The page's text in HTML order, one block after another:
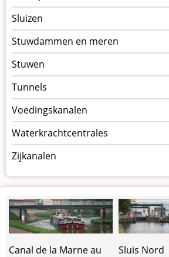
Sluizen
Stuwdammen en meren
Stuwen
Tunnels
Voedingskanalen
Waterkrachtcentrales
Zijkanalen
Canal de la Marne au
Sluis Nord